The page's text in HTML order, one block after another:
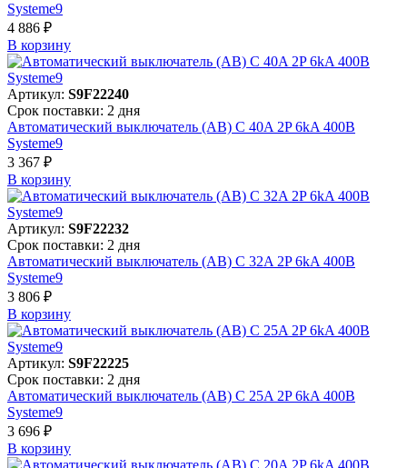
Systeme9
4 886 ₽
В корзинy
Артикул: S9F22240
Срок поставки: 2 дня
Автоматический выключатель (АВ) C 40A 2P 6kA 400В
Systeme9
3 367 ₽
В корзинy
Артикул: S9F22232
Срок поставки: 2 дня
Автоматический выключатель (АВ) C 32A 2P 6kA 400В
Systeme9
3 806 ₽
В корзинy
Артикул: S9F22225
Срок поставки: 2 дня
Автоматический выключатель (АВ) C 25A 2P 6kA 400В
Systeme9
3 696 ₽
В корзинy